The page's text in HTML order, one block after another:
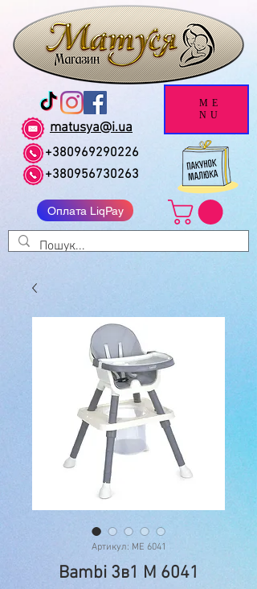
matusya@i.ua
+380969290226
+380956730263
Оплата LiqPay
ME
NU
Артикул: ME 6041
Bambi 3в1 M 6041